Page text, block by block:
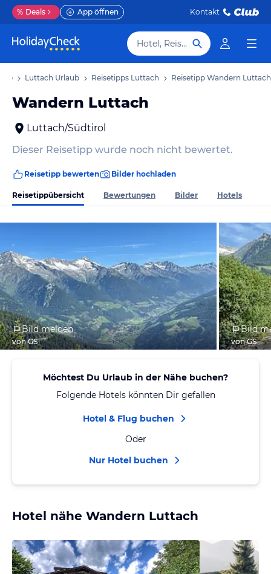
% Deals App öffnen Kontakt
Hotel, Reiseziel
Luttach Urlaub Reisetipps Luttach Reisetipp Wandern Luttach
Wandern Luttach
Luttach/Südtirol
Dieser Reisetipp wurde noch nicht bewertet.
Reisetipp bewerten Bilder hochladen
Reisetippübersicht Bewertungen Bilder Hotels
Bild melden
von GS
Bild
von GS
Möchtest Du Urlaub in der Nähe buchen?
Folgende Hotels könnten Dir gefallen
Hotel & Flug buchen
Oder
Nur Hotel buchen
Hotel nähe Wandern Luttach